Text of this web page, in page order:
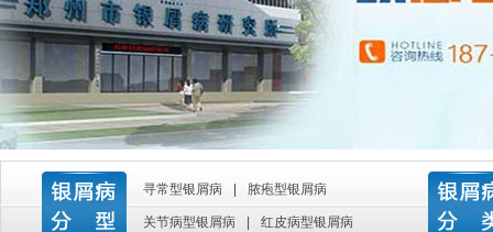
寻常型银屑病 脓疱型银屑病
关节病型银屑病 红皮病型银屑病